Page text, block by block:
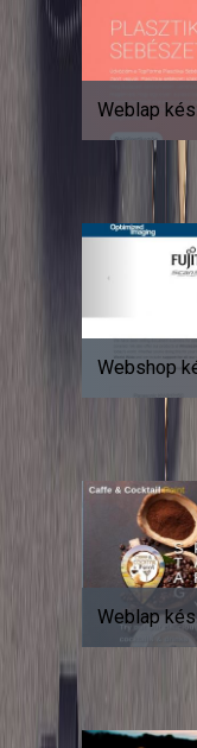
Weblap
Webshop
Weblap